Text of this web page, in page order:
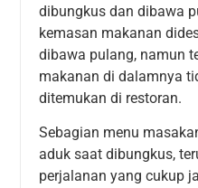
dibungkus dan dibawa
kemasan makanan
dibawa pulang, namun
makanan di dalamnya
ditemukan di restoran.
Sebagian menu
aduk saat dibungkus,
perjalanan yang cukup